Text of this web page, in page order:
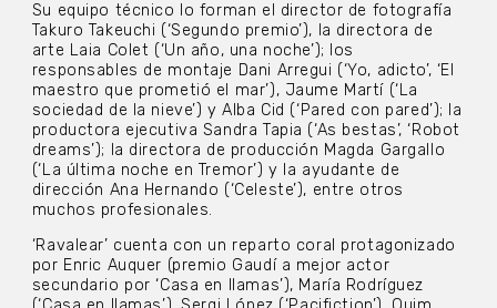
Su equipo técnico lo forman el director de fotografía
Takuro Takeuchi (‘Segundo premio’), la directora de
arte Laia Colet (‘Un año, una noche’); los
responsables de montaje Dani Arregui (‘Yo, adicto’, ‘El
maestro que prometió el mar’), Jaume Martí (‘La
sociedad de la nieve’) y Alba Cid (‘Pared con pared’); la
productora ejecutiva Sandra Tapia (‘As bestas’, ‘Robot
dreams’); la directora de producción Magda Gargallo
(‘La última noche en Tremor’) y la ayudante de
dirección Ana Hernando (‘Celeste’), entre otros
muchos profesionales.
‘Ravalear’ cuenta con un reparto coral protagonizado
por Enric Auquer (premio Gaudí a mejor actor
secundario por ‘Casa en llamas’), María Rodríguez